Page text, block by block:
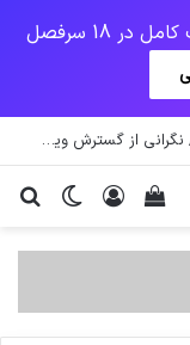
18 سرفصل
را دشوار می‌کند
تغییر ورود
دیدن سبد خرید